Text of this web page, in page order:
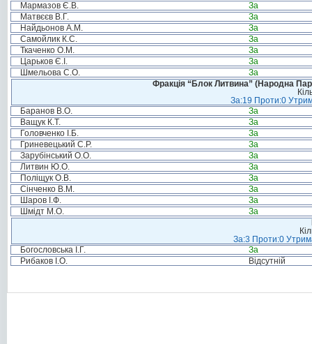
Мармазов Є.В.
За
Матвєєв В.Г.
За
Найдьонов А.М.
За
Самойлик К.С.
За
Ткаченко О.М.
За
Царьков Є.І.
За
Шмельова С.О.
За
Фракція “Блок Литвина” (Народна
За:19 Проти:0
Баранов В.О.
За
Ващук К.Т.
За
Головченко І.Б.
За
Гриневецький С.Р.
За
Зарубінський О.О.
За
Литвин Ю.О.
За
Поліщук О.В.
За
Сінченко В.М.
За
Шаров І.Ф.
За
Шмідт М.О.
За
За:3 Проти:0
Богословська І.Г.
За
Рибаков І.О.
Відсутній